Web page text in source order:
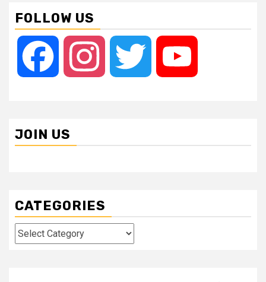
FOLLOW US
Facebook Instagram Twitter
JOIN US
CATEGORIES
Categories